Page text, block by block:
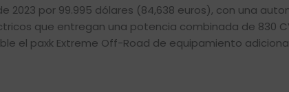
2023 por 99.995 dólares (84,638 euros), con una
que entregan una potencia combinada de 830
el paxk Extreme Off-Road de equipamiento